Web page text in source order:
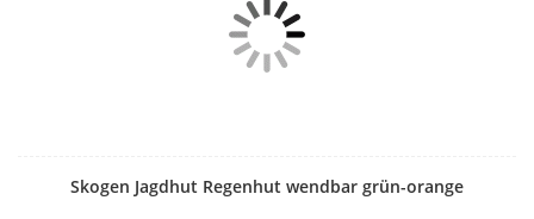
Skogen Jagdhut Regenhut wendbar grün-orange